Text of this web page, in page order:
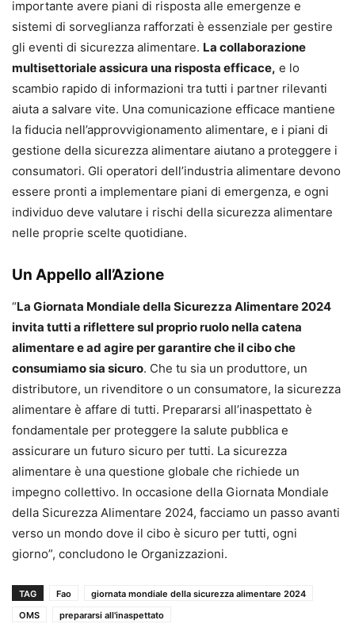
importante avere piani di risposta alle emergenze e
sistemi di sorveglianza rafforzati è essenziale per gestire
gli eventi di sicurezza alimentare. La collaborazione
multisettoriale assicura una risposta efficace, e lo
scambio rapido di informazioni tra tutti i partner rilevanti
aiuta a salvare vite. Una comunicazione efficace mantiene
la fiducia nell’approvvigionamento alimentare, e i piani di
gestione della sicurezza alimentare aiutano a proteggere i
consumatori. Gli operatori dell’industria alimentare devono
essere pronti a implementare piani di emergenza, e ogni
individuo deve valutare i rischi della sicurezza alimentare
nelle proprie scelte quotidiane.
Un Appello all’Azione
“La Giornata Mondiale della Sicurezza Alimentare 2024
invita tutti a riflettere sul proprio ruolo nella catena
alimentare e ad agire per garantire che il cibo che
consumiamo sia sicuro. Che tu sia un produttore, un
distributore, un rivenditore o un consumatore, la sicurezza
alimentare è affare di tutti. Prepararsi all’inaspettato è
fondamentale per proteggere la salute pubblica e
assicurare un futuro sicuro per tutti. La sicurezza
alimentare è una questione globale che richiede un
impegno collettivo. In occasione della Giornata Mondiale
della Sicurezza Alimentare 2024, facciamo un passo avanti
verso un mondo dove il cibo è sicuro per tutti, ogni
giorno”, concludono le Organizzazioni.
TAG Fao
giornata mondiale della sicurezza alimentare 2024
OMS
prepararsi all'inaspettato